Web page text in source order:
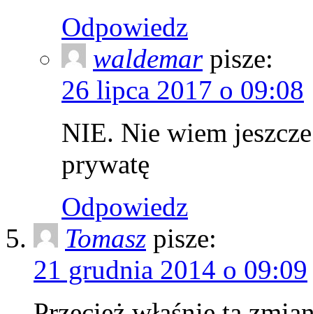
Odpowiedz
waldemar pisze:
26 lipca 2017 o 09:08
NIE. Nie wiem
prywatę
Odpowiedz
Tomasz pisze:
21 grudnia 2014 o 09:09